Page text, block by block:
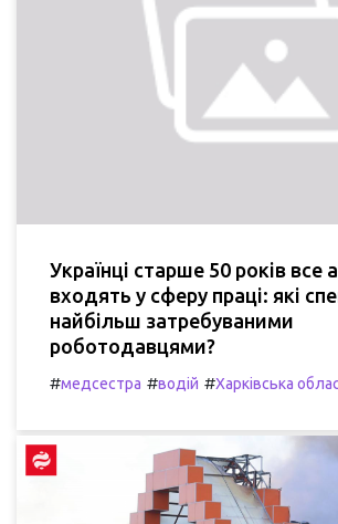
Українці старше 50 років все
входять у сферу праці: які
найбільш затребуваними
роботодавцями?
#медсестра #водій #Харківська